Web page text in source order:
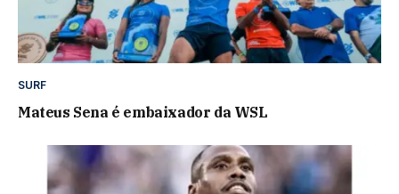
SURF
Mateus Sena é embaixador da WSL